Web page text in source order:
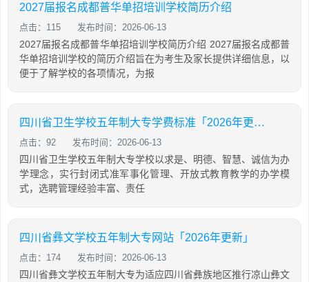
2027届报名成都普华单招培训学校简历介绍
点击：115 发布时间：2026-06-13
2027届报名成都普华单招培训学校简历介绍 2027届报名成都普
华单招培训学校的简历介绍旨在为考生及家长提供详细信息，以
便于了解学校的各项情况，为报
四川省卫生学校五年制大专学费标准「2026年更新」
点击：92 发布时间：2026-06-13
四川省卫生学校五年制大专学校以求是、明德、智慧、诚信为办
学理念，实行封闭式准军事化管理、开放式教育教学的办学模
式，选聘管理经验丰富、责任
四川省彝文学校五年制大专网站「2026年更新」
点击：174 发布时间：2026-06-13
四川省彝文学校五年制大专为适应四川省彝族地区推行凉山彝文